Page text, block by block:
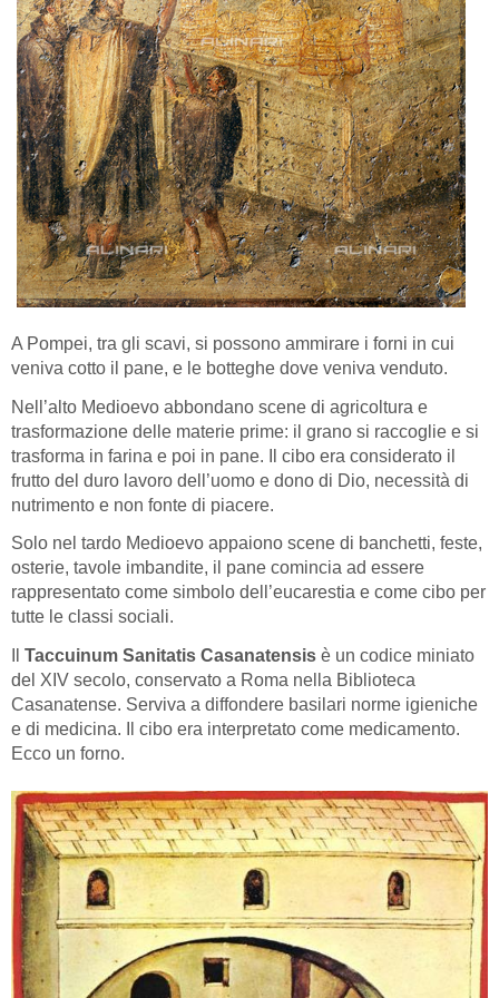
A Pompei, tra gli scavi, si possono ammirare i forni in cui
veniva cotto il pane, e le botteghe dove veniva venduto.
Nell’alto Medioevo abbondano scene di agricoltura e
trasformazione delle materie prime: il grano si raccoglie e si
trasforma in farina e poi in pane. Il cibo era considerato il
frutto del duro lavoro dell’uomo e dono di Dio, necessità di
nutrimento e non fonte di piacere.
Solo nel tardo Medioevo appaiono scene di banchetti, feste,
osterie, tavole imbandite, il pane comincia ad essere
rappresentato come simbolo dell’eucarestia e come cibo per
tutte le classi sociali.
Taccuinum Sanitatis Casanatensis è un codice miniato
del XIV secolo, conservato a Roma nella Biblioteca
Casanatense. Serviva a diffondere basilari norme igieniche
e di medicina. Il cibo era interpretato come medicamento.
Ecco un forno.